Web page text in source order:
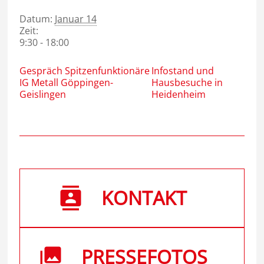
Datum: Januar 14
Zeit:
9:30 - 18:00
Gespräch Spitzenfunktionäre
IG Metall Göppingen-
Geislingen
Infostand und
Hausbesuche in
Heidenheim
KONTAKT
PRESSEFOTOS